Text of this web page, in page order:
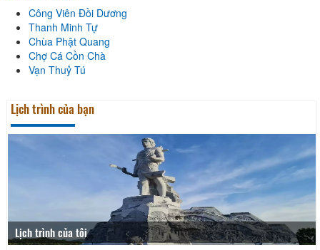
Công Viên Đồi Dương
Thanh Minh Tự
Chùa Phật Quang
Chợ Cá Cồn Chà
Vạn Thuỷ Tú
Lịch trình của bạn
Lịch trình của tôi